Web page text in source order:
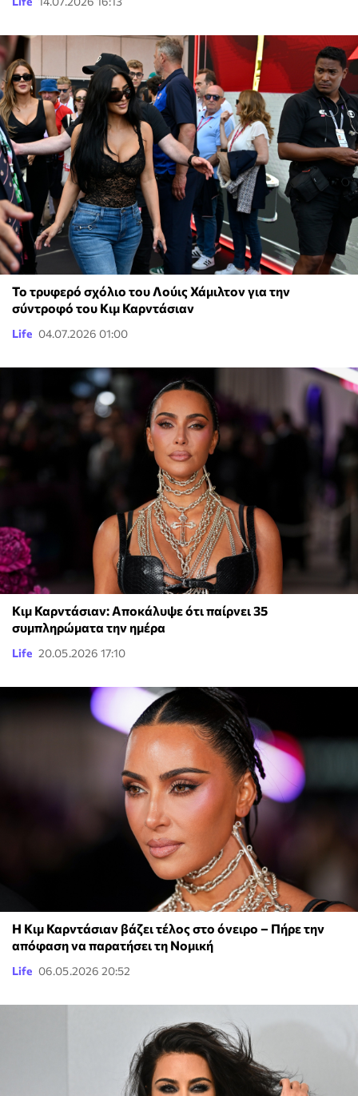
Το τρυφερό σχόλιο του Λούις Χάμιλτον για την
σύντροφό του Κιμ Καρντάσιαν
Life 04.07.2026 01:00
Κιμ Καρντάσιαν: Αποκάλυψε ότι παίρνει 35
συμπληρώματα την ημέρα
Life 20.05.2026 17:10
Η Κιμ Καρντάσιαν βάζει τέλος στο όνειρο – Πήρε την
απόφαση να παρατήσει τη Νομική
Life 06.05.2026 20:52